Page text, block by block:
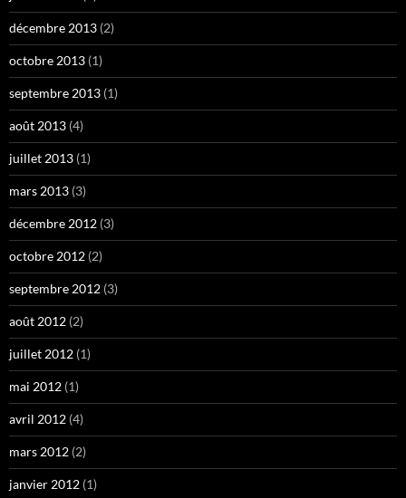
décembre 2013 (2)
octobre 2013 (1)
septembre 2013 (1)
août 2013 (4)
juillet 2013 (1)
mars 2013 (3)
décembre 2012 (3)
octobre 2012 (2)
septembre 2012 (3)
août 2012 (2)
juillet 2012 (1)
mai 2012 (1)
avril 2012 (4)
mars 2012 (2)
janvier 2012 (1)